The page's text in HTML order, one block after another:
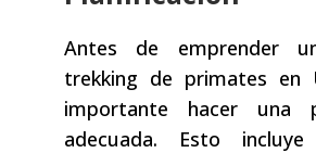
Antes de emprender
trekking de primates en
importante hacer una
adecuada. Esto